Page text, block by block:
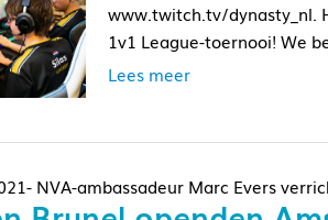
www.twitch.tv/dynasty_nl.
1v1 League-toernooi! We
Lees meer
NVA-ambassadeur Marc Evers